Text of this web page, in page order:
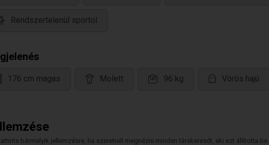
Rendszertelenül sportol
176 cm magas Molett 96 kg Vörös hajú
bármelyik jellemzésre, ha szeretnél megnézni minden társkeresőt, aki ezt állította be.